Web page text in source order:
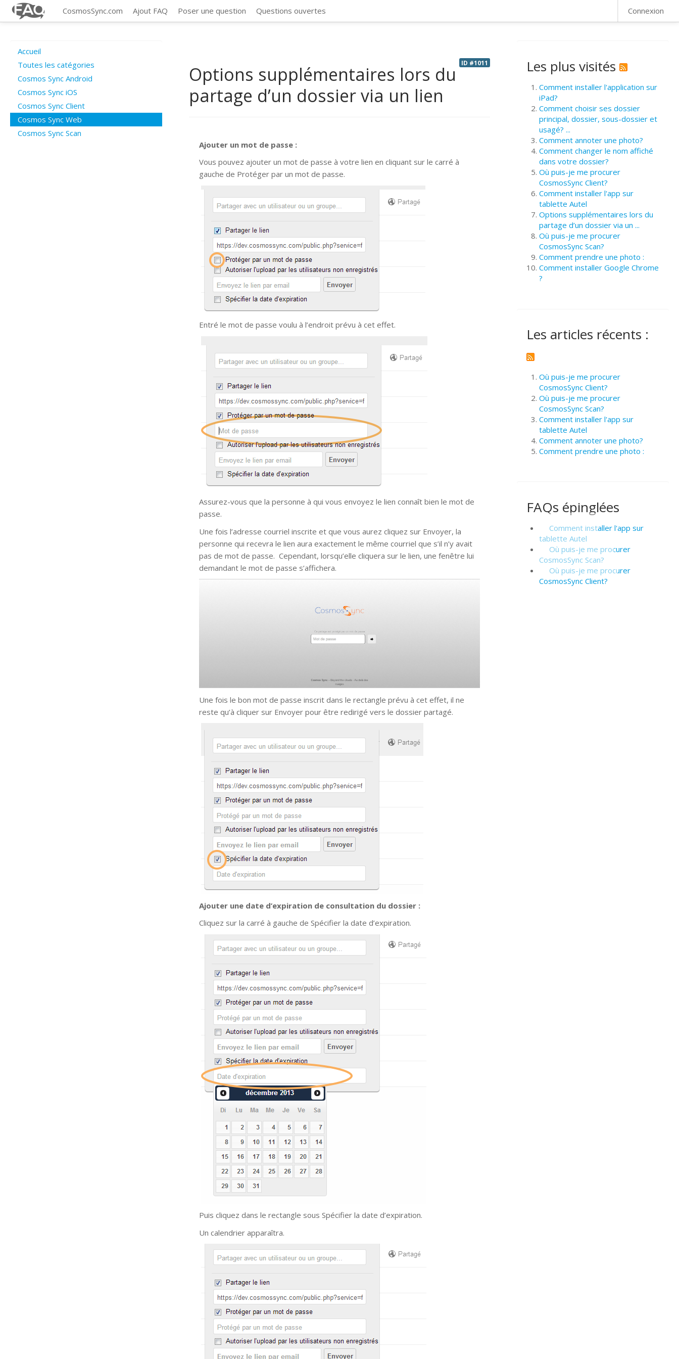
CosmosSync.com Ajout FAQ Poser une question Questions ouvertes Connexion
Accueil
Toutes les catégories
Cosmos Sync Android
Cosmos Sync iOS
Cosmos Sync Client
Cosmos Sync Web
Cosmos Sync Scan
ID #1011
Options supplémentaires lors du
partage d’un dossier via un lien
Ajouter un mot de passe :
Vous pouvez ajouter un mot de passe à votre lien en cliquant sur le carré à
gauche de Protéger par un mot de passe.
Entré le mot de passe voulu à l’endroit prévu à cet effet.
Assurez-vous que la personne à qui vous envoyez le lien connaît bien le mot de
passe.
Une fois l’adresse courriel inscrite et que vous aurez cliquez sur Envoyer, la
personne qui recevra le lien aura exactement le même courriel que s’il n’y avait
pas de mot de passe. Cependant, lorsqu’elle cliquera sur le lien, une fenêtre lui
demandant le mot de passe s’affichera.
Une fois le bon mot de passe inscrit dans le rectangle prévu à cet effet, il ne
reste qu’à cliquer sur Envoyer pour être redirigé vers le dossier partagé.
Ajouter une date d’expiration de consultation du dossier :
Cliquez sur la carré à gauche de Spécifier la date d’expiration.
Puis cliquez dans le rectangle sous Spécifier la date d’expiration.
Un calendrier apparaîtra.
Les plus visités
Comment installer l'application sur
iPad?
Comment choisir ses dossier
principal, dossier, sous-dossier et
usagé? ...
Comment annoter une photo?
Comment changer le nom affiché
dans votre dossier?
Où puis-je me procurer
CosmosSync Client?
Comment installer l'app sur
tablette Autel
Options supplémentaires lors du
partage d’un dossier via un ...
Où puis-je me procurer
CosmosSync Scan?
Comment prendre une photo :
Comment installer Google Chrome
?
Les articles récents :
Où puis-je me procurer
CosmosSync Client?
Où puis-je me procurer
CosmosSync Scan?
Comment installer l'app sur
tablette Autel
Comment annoter une photo?
Comment prendre une photo :
FAQs épinglées
Comment installer l'app sur
tablette Autel
Où puis-je me procurer
CosmosSync Scan?
Où puis-je me procurer
CosmosSync Client?